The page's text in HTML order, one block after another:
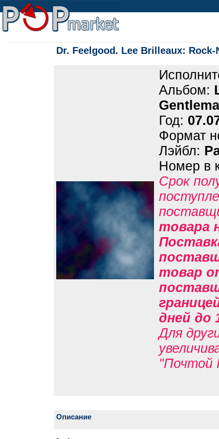
Dr. Feelgood. Lee Brilleaux:
Альбом:
Год:
Формат
Лэйбл:
Номер в
Срок
товара
товар
дней до
Для
"Почтой
Описание